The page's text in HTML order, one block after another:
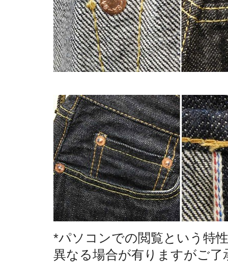
*パソコンでの閲覧という特
異なる場合が有りますがご了